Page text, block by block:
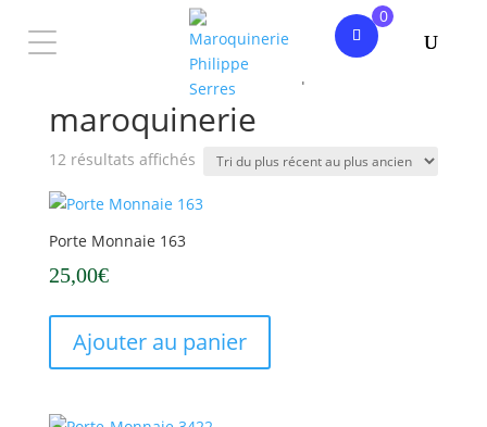
0
/ Produits identifiés “maroquinerie”
maroquinerie
12 résultats affichésTrié
plus
Porte Monnaie 163
25,00€
Ajouter au panier